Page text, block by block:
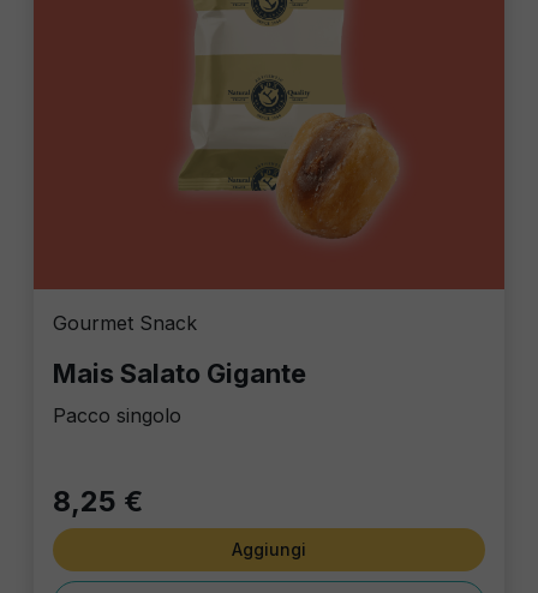
Gourmet Snack
Mais Salato Gigante
Pacco singolo
8,25 €
Aggiungi